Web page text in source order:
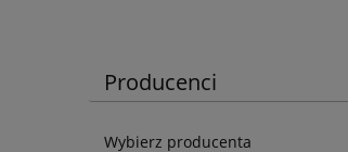
Producenci
Wybierz producenta